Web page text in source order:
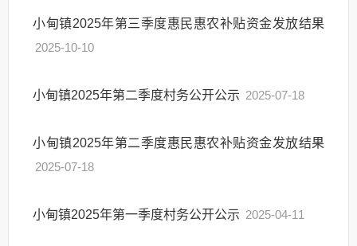
小甸镇2025年第三季度惠民惠农补贴资金发放结果
2025-10-10
小甸镇2025年第二季度村务公开公示 2025-07-18
小甸镇2025年第二季度惠民惠农补贴资金发放结果
2025-07-18
小甸镇2025年第一季度村务公开公示 2025-04-11